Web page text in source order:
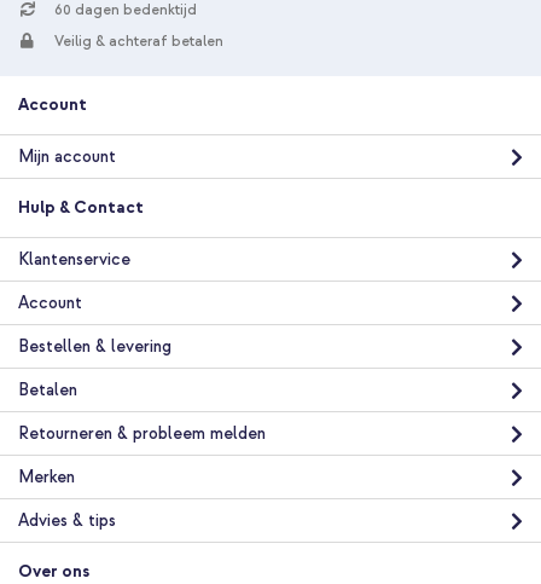
Gratis verzending € 28,49
Gratis
verzending
Selencia Siliconen hoesje met afneembaar koord Samsung
€ 29,98
Gratis verzending € 26,98
Gratis
60 dagen bedenktijd
Veilig & achteraf betalen
Account
Mijn account
Hulp & Contact
Klantenservice
Account
Bestellen & levering
Betalen
Retourneren & probleem melden
Merken
Advies & tips
Over ons